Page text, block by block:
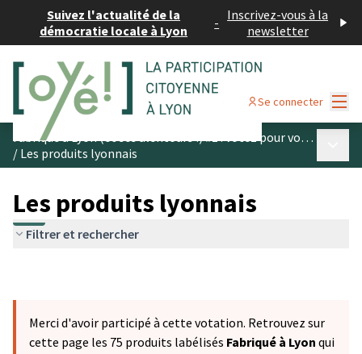
Suivez l'actualité de la
démocratie locale à Lyon
- Inscrivez-vous à la
newsletter
Se connecter
Fabriqué à Lyon (et ses alentours !) #1 : votez pour vos produits préférés
/ Les produits lyonnais
Les produits lyonnais
Filtrer et rechercher
Merci d'avoir participé à cette votation. Retrouvez sur
cette page les 75 produits labélisés Fabriqué à Lyon qui